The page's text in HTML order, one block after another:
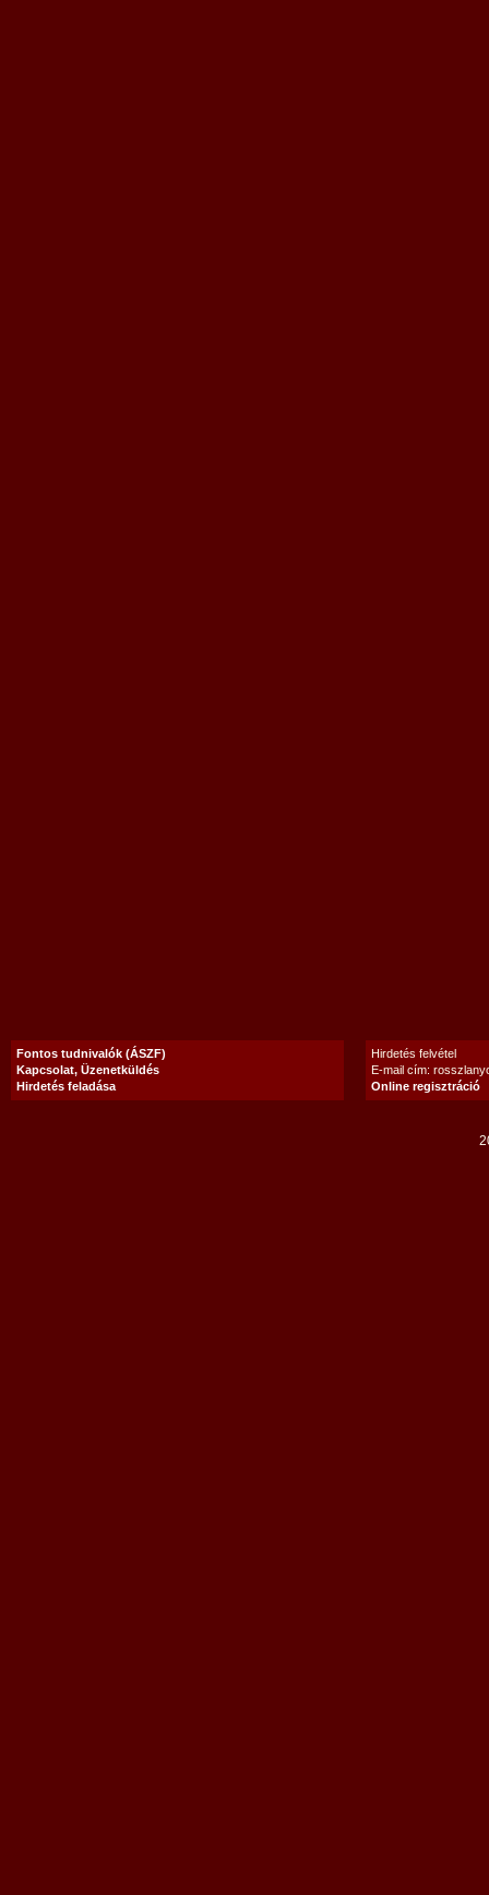
Fontos tudnivalók (ÁSZF)
Kapcsolat, Üzenetküldés
Hirdetés feladása
Hirdetés felvétel
E-mail cím:
Online regisztráció